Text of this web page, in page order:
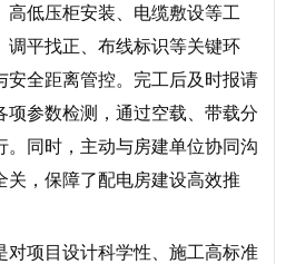
高低压柜安装、电缆敷设等工
调平找正、布线标识等关键环
安全距离管控。完工后及时报请
项参数检测，通过空载、带载分
。同时，主动与房建单位协同沟
关，保障了配电房建设高效推
对项目设计科学性、施工高标准